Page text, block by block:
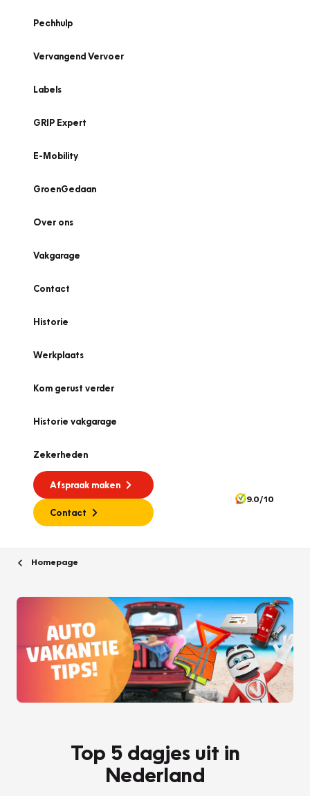
Pechhulp
Vervangend Vervoer
Labels
GRIP Expert
E-Mobility
GroenGedaan
Over ons
Vakgarage
Contact
Historie
Werkplaats
Kom gerust verder
Historie vakgarage
Zekerheden
Afspraak maken
Contact
9.0/10
Homepage
Top 5 dagjes uit in
Nederland